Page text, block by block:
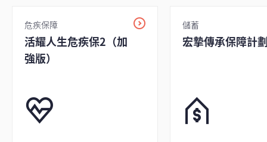
危疾保障
活耀人生危疾保2（加
強版）
儲蓄
宏摯傳承保障計